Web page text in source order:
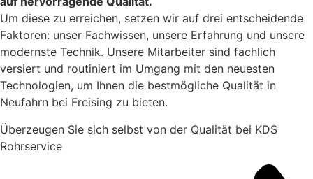
Um diese zu erreichen, setzen wir auf drei entscheidende
Faktoren: unser Fachwissen, unsere Erfahrung und unsere
modernste Technik. Unsere Mitarbeiter sind fachlich
versiert und routiniert im Umgang mit den neuesten
Technologien, um Ihnen die bestmögliche Qualität in
Neufahrn bei Freising zu bieten.
Überzeugen Sie sich selbst von der Qualität bei KDS
Rohrservice